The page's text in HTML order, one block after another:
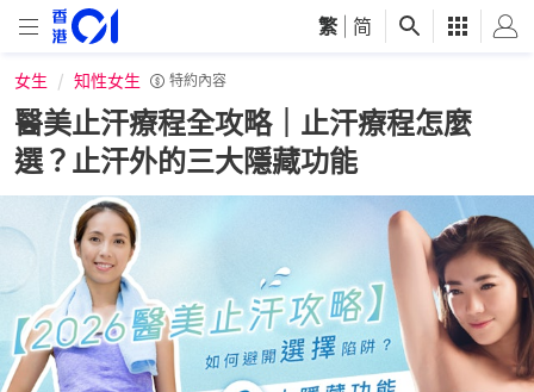
繁 简
女生 知性女生 特約內容
醫美止汗療程全攻略｜止汗療程怎麼
選？止汗外的三大隱藏功能